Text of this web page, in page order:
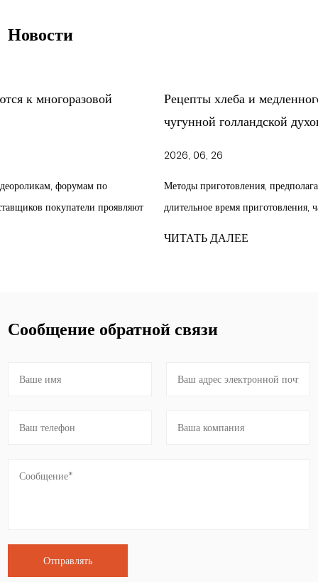
Новости
Рецепты хлеба и медленного приготовления в
чугунной голландской духовке
Методы приготовления, предполагающие постоянный нагрев и
длительное время приготовления, часто основаны на использова...
Сообщение обратной связи